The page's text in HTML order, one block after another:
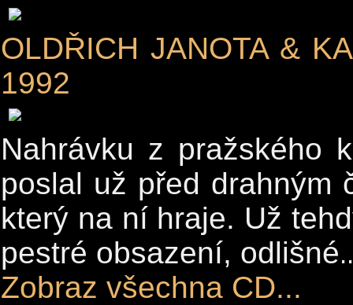
OLDŘICH JANOTA &
1992
Nahrávku z pražského
poslal už před drahným
který na ní hraje. Už
pestré obsazení, odlišné
Zobraz všechna CD...